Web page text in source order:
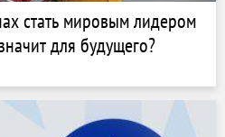
стать мировым лидером
для будущего?